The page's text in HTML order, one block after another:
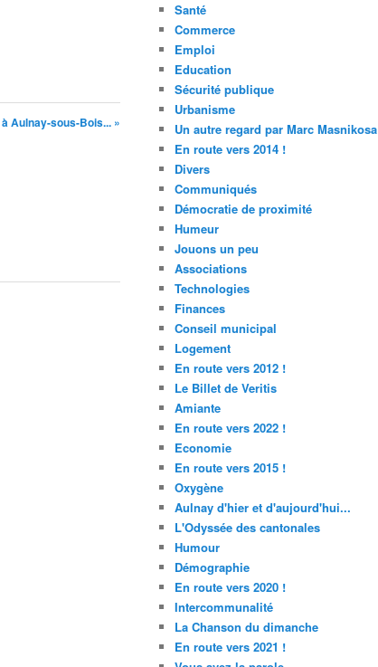
à Aulnay-sous-Bois... »
Santé
Commerce
Emploi
Education
Sécurité publique
Urbanisme
Un autre regard par Marc Masnikosa
En route vers 2014 !
Divers
Communiqués
Démocratie de proximité
Humeur
Jouons un peu
Associations
Technologies
Finances
Conseil municipal
Logement
En route vers 2012 !
Le Billet de Veritis
Amiante
En route vers 2022 !
Economie
En route vers 2015 !
Oxygène
Aulnay d'hier et d'aujourd'hui...
L'Odyssée des cantonales
Humour
Démographie
En route vers 2020 !
Intercommunalité
La Chanson du dimanche
En route vers 2021 !